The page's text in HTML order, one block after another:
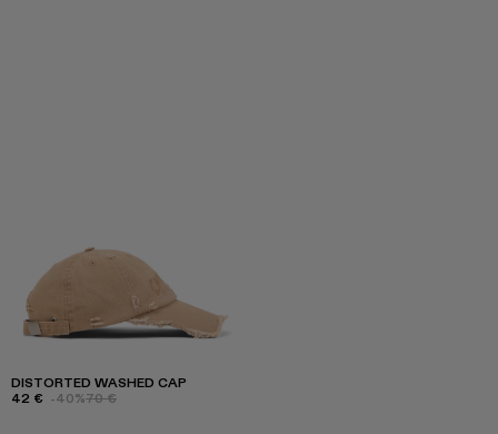
DISTORTED WASHED CAP
42 € -40%70 €